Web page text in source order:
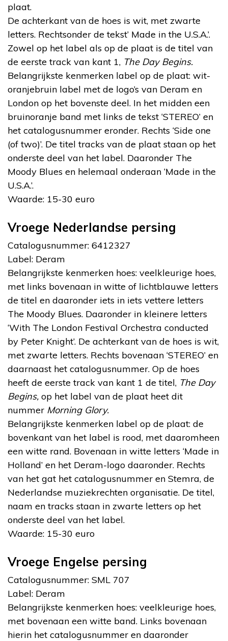
plaat.
De achterkant van de hoes is wit, met zwarte
letters. Rechtsonder de tekst’ Made in the U.S.A.’.
Zowel op het label als op de plaat is de titel van
de eerste track van kant 1, The Day Begins.
Belangrijkste kenmerken label op de plaat: wit-
oranjebruin label met de logo’s van Deram en
London op het bovenste deel. In het midden een
bruinoranje band met links de tekst ‘STEREO’ en
het catalogusnummer eronder. Rechts ‘Side one
(of two)’. De titel tracks van de plaat staan op het
onderste deel van het label. Daaronder The
Moody Blues en helemaal onderaan ‘Made in the
U.S.A.’.
Waarde: 15-30 euro
Vroege Nederlandse persing
Catalogusnummer: 6412327
Label: Deram
Belangrijkste kenmerken hoes: veelkleurige hoes,
met links bovenaan in witte of lichtblauwe letters
de titel en daaronder iets in iets vettere letters
The Moody Blues. Daaronder in kleinere letters
‘With The London Festival Orchestra conducted
by Peter Knight’. De achterkant van de hoes is wit,
met zwarte letters. Rechts bovenaan ‘STEREO’ en
daarnaast het catalogusnummer. Op de hoes
heeft de eerste track van kant 1 de titel, The Day
Begins, op het label van de plaat heet dit
nummer Morning Glory.
Belangrijkste kenmerken label op de plaat: de
bovenkant van het label is rood, met daaromheen
een witte rand. Bovenaan in witte letters ‘Made in
Holland’ en het Deram-logo daaronder. Rechts
van het gat het catalogusnummer en Stemra, de
Nederlandse muziekrechten organisatie. De titel,
naam en tracks staan in zwarte letters op het
onderste deel van het label.
Waarde: 15-30 euro
Vroege Engelse persing
Catalogusnummer: SML 707
Label: Deram
Belangrijkste kenmerken hoes: veelkleurige hoes,
met bovenaan een witte band. Links bovenaan
hierin het catalogusnummer en daaronder